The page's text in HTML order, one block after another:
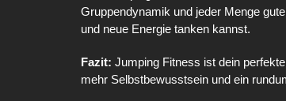
Gruppendynamik und jeder Menge
und neue Energie tanken kannst.
Fazit: Jumping Fitness ist dein
mehr Selbstbewusstsein und ein